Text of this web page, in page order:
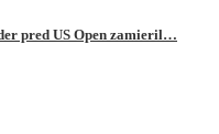
pred US Open zamieril…